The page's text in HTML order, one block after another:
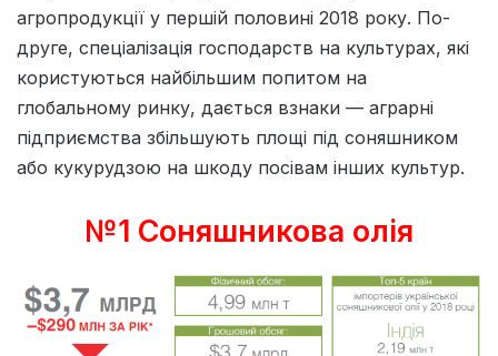
агропродукції у першій половині 2018 року. По-
друге, спеціалізація господарств на культурах, які
користуються найбільшим попитом на
глобальному ринку, дається взнаки — аграрні
підприємства збільшують площі під соняшником
або кукурудзою на шкоду посівам інших культур.
№1 Соняшникова олія